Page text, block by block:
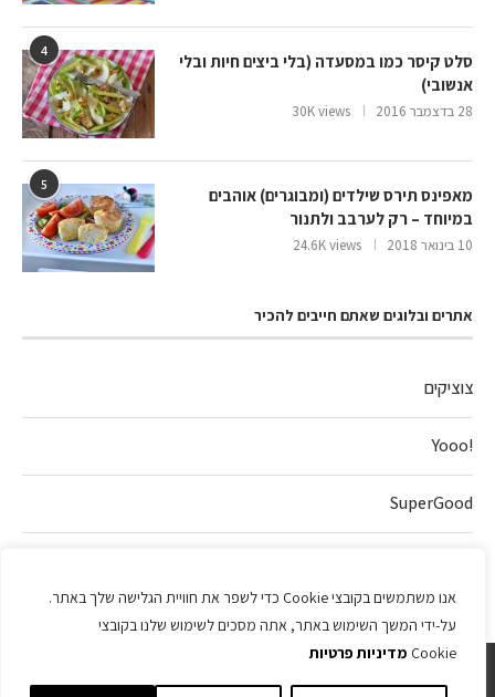
אנו משתמשים בקובצי Cookie כדי לשפר את חוויית הגלישה שלך באתר.
על-ידי המשך השימוש באתר, אתה מסכים לשימוש שלנו בקובצי
Cookie מדיניות פרטיות
4
סלט קיסר כמו במסעדה (בלי ביצים חיות ובלי
אנשובי)
28 בדצמבר 2016 30K views
5
מאפינס תירס שילדים (ומבוגרים) אוהבים
במיוחד – רק לערבב ולתנור
10 בינואר 2018 24.6K views
אתרים ובלוגים שאתם חייבים להכיר
צוציקים
!Yooo
SuperGood